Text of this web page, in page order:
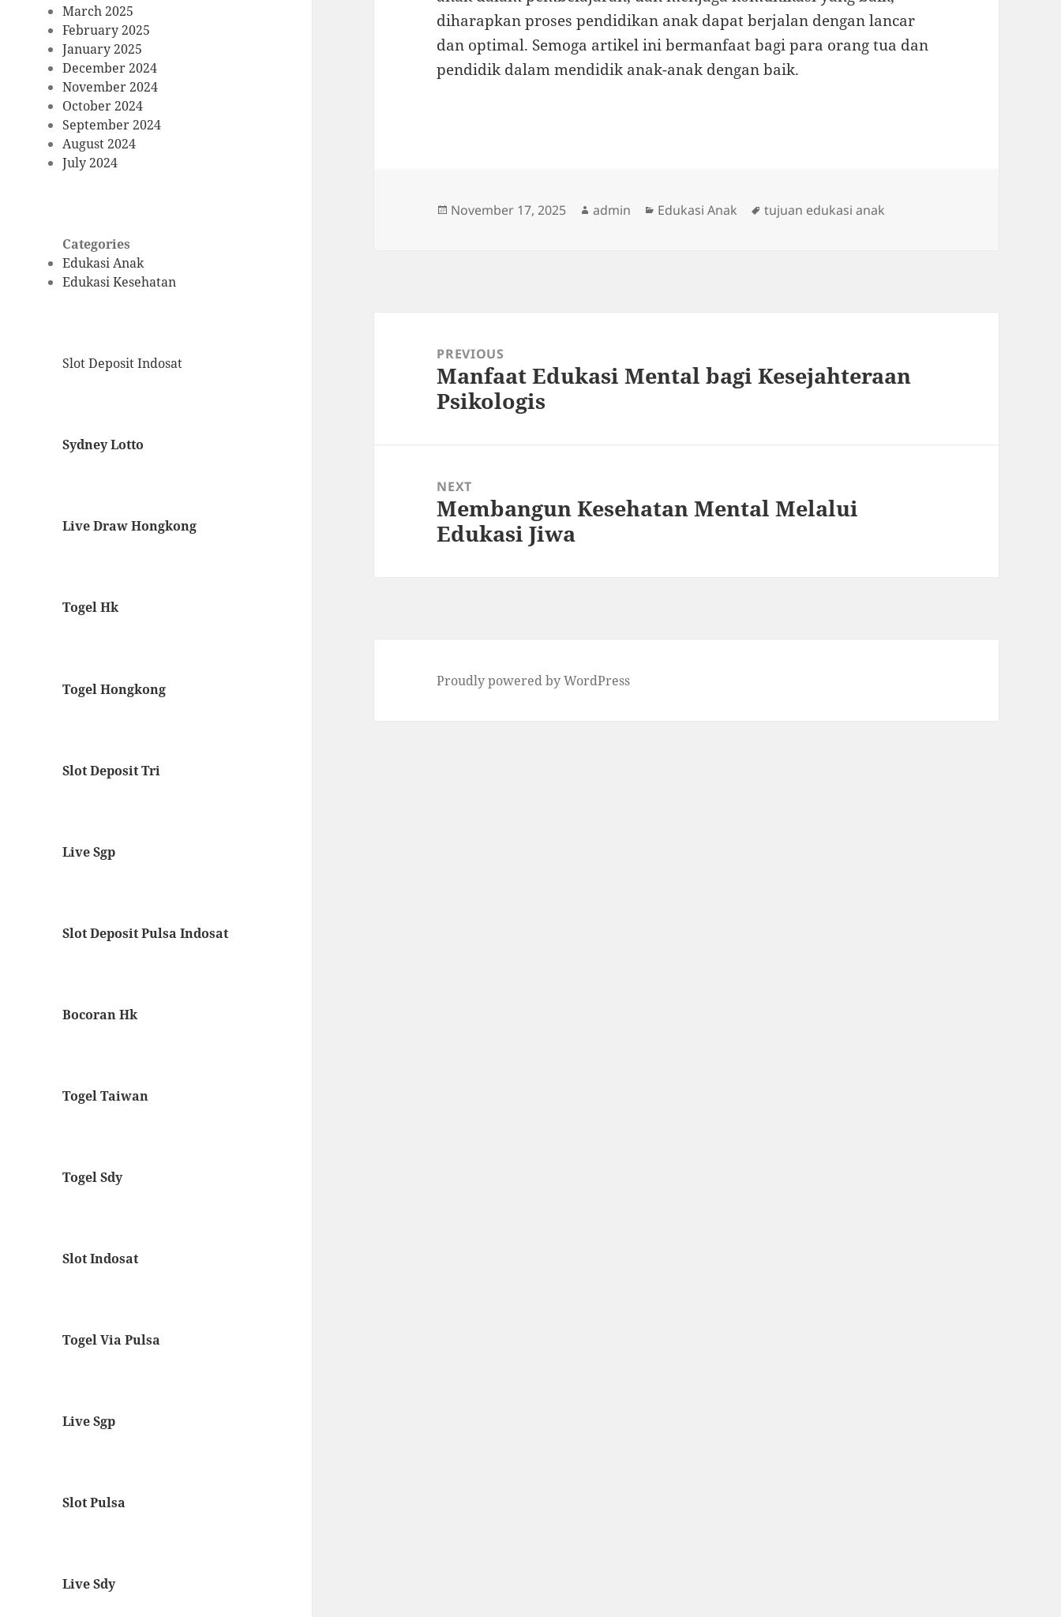
March 2025
February 2025
January 2025
December 2024
November 2024
October 2024
September 2024
August 2024
July 2024
Categories
Edukasi Anak
Edukasi Kesehatan
Slot Deposit Indosat
Sydney Lotto
Live Draw Hongkong
Togel Hk
Togel Hongkong
Slot Deposit Tri
Live Sgp
Slot Deposit Pulsa Indosat
Bocoran Hk
Togel Taiwan
Togel Sdy
Slot Indosat
Togel Via Pulsa
Live Sgp
Slot Pulsa
Live Sdy
diharapkan proses pendidikan anak dapat berjalan dengan lancar
dan optimal. Semoga artikel ini bermanfaat bagi para orang tua dan
pendidik dalam mendidik anak-anak dengan baik.
Posted
November 17, 2025 Author
admin Categories
Edukasi Anak Tags
tujuan edukasi anak
navigationPREVIOUS
Previous
post:
Manfaat Edukasi Mental bagi Kesejahteraan
Psikologis
NEXT
Next
post:
Membangun Kesehatan Mental Melalui
Edukasi Jiwa
Proudly powered by WordPress